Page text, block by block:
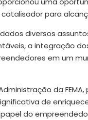
para
diversos
a integração
em um
da
de
do